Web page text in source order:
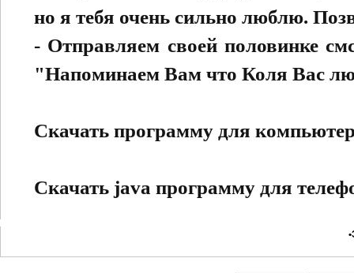
но я тебя очень сильно люблю.
- Отправляем своей половинке
"Напоминаем Вам что Коля Вас
Скачать программу для
Скачать java программу для